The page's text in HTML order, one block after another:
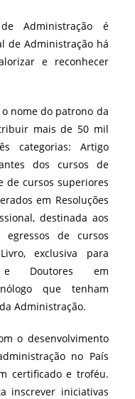
Administração é
de Administração há
e reconhecer
nome do patrono da
mais de 50 mil
categorias: Artigo
dos cursos de
de cursos superiores
em Resoluções
destinada aos
egressos de cursos
exclusiva para
e Doutores em
que tenham
Administração.
o desenvolvimento
no País
certificado e troféu.
inscrever iniciativas